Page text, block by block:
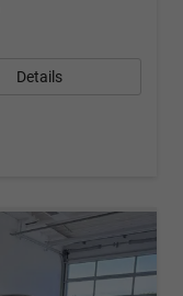
Details